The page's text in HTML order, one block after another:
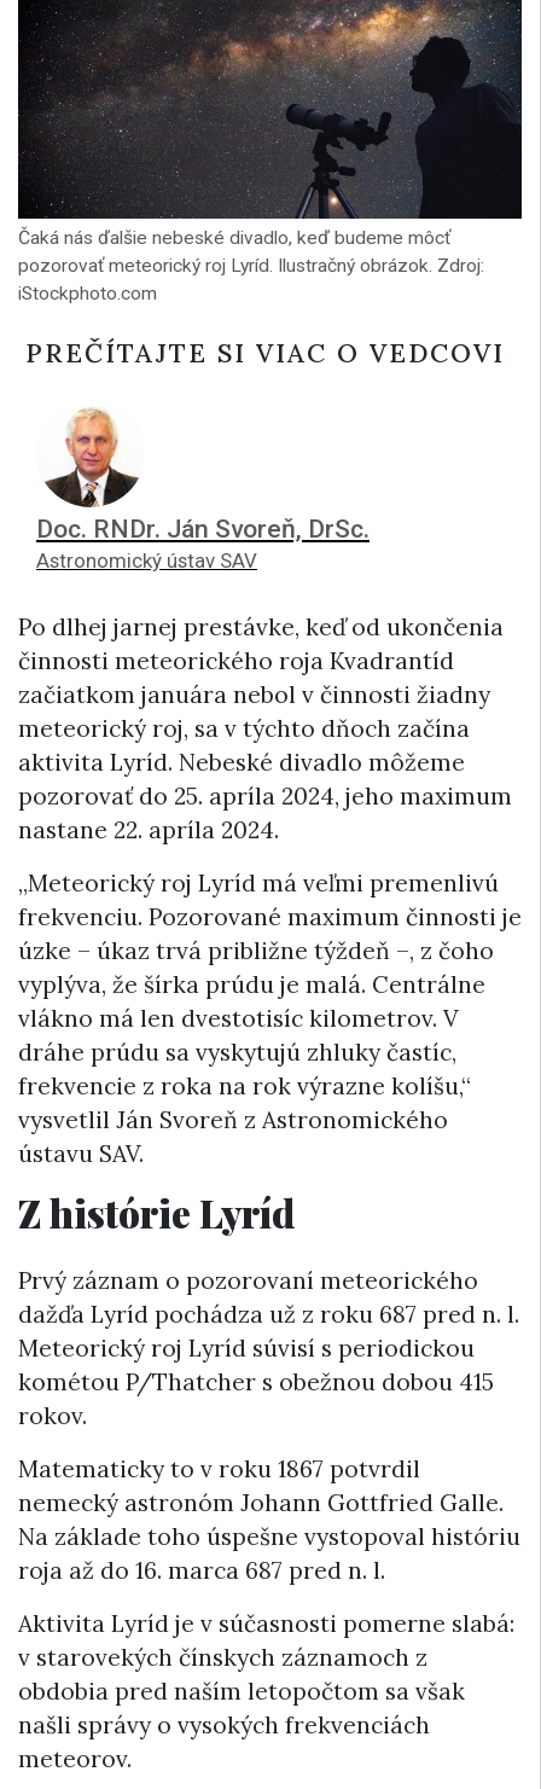
Čaká nás ďalšie nebeské divadlo, keď budeme môcť
pozorovať meteorický roj Lyríd. Ilustračný obrázok. Zdroj:
iStockphoto.com
PREČÍTAJTE SI VIAC O VEDCOVI
Doc. RNDr. Ján Svoreň, DrSc.
Astronomický ústav SAV
Po dlhej jarnej prestávke, keď od ukončenia
činnosti meteorického roja Kvadrantíd
začiatkom januára nebol v činnosti žiadny
meteorický roj, sa v týchto dňoch začína
aktivita Lyríd. Nebeské divadlo môžeme
pozorovať do 25. apríla 2024, jeho maximum
nastane 22. apríla 2024.
„Meteorický roj Lyríd má veľmi premenlivú
frekvenciu. Pozorované maximum činnosti je
úzke – úkaz trvá približne týždeň –, z čoho
vyplýva, že šírka prúdu je malá. Centrálne
vlákno má len dvestotisíc kilometrov. V
dráhe prúdu sa vyskytujú zhluky častíc,
frekvencie z roka na rok výrazne kolíšu,“
vysvetlil Ján Svoreň z Astronomického
ústavu SAV.
Z histórie Lyríd
Prvý záznam o pozorovaní meteorického
dažďa Lyríd pochádza už z roku 687 pred n. l.
Meteorický roj Lyríd súvisí s periodickou
kométou P/Thatcher s obežnou dobou 415
rokov.
Matematicky to v roku 1867 potvrdil
nemecký astronóm Johann Gottfried Galle.
Na základe toho úspešne vystopoval históriu
roja až do 16. marca 687 pred n. l.
Aktivita Lyríd je v súčasnosti pomerne slabá:
v starovekých čínskych záznamoch z
obdobia pred naším letopočtom sa však
našli správy o vysokých frekvenciách
meteorov.